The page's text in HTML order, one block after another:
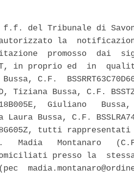
f.f. del Tribunale di
autorizzato la
promosso  dai
in proprio ed  in
C.F.
Tiziana Bussa, C.F.
Giuliano   Bussa,
Bussa, C.F.
tutti
Montanaro   (C.F.
presso la